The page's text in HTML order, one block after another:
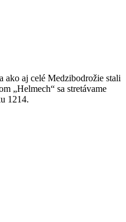
ako aj celé Medzibodrožie stali
„Helmech“ sa stretávame
1214.